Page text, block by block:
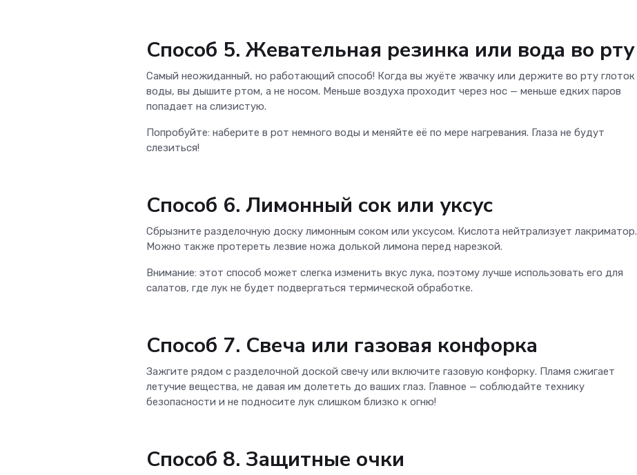
Способ 5. Жевательная резинка или вода во рту
Самый неожиданный, но работающий способ! Когда вы жуёте жвачку или держите во рту глоток
воды, вы дышите ртом, а не носом. Меньше воздуха проходит через нос — меньше едких паров
попадает на слизистую.
Попробуйте: наберите в рот немного воды и меняйте её по мере нагревания. Глаза не будут
слезиться!
Способ 6. Лимонный сок или уксус
Сбрызните разделочную доску лимонным соком или уксусом. Кислота нейтрализует лакриматор.
Можно также протереть лезвие ножа долькой лимона перед нарезкой.
Внимание: этот способ может слегка изменить вкус лука, поэтому лучше использовать его для
салатов, где лук не будет подвергаться термической обработке.
Способ 7. Свеча или газовая конфорка
Зажгите рядом с разделочной доской свечу или включите газовую конфорку. Пламя сжигает
летучие вещества, не давая им долететь до ваших глаз. Главное — соблюдайте технику
безопасности и не подносите лук слишком близко к огню!
Способ 8. Защитные очки